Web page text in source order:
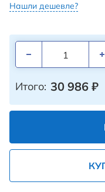
Нашли дешевле?
Итого: 30 986 ₽